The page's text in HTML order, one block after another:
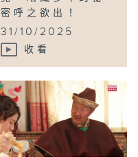
密呼之欲出！
31/10/2025
收看